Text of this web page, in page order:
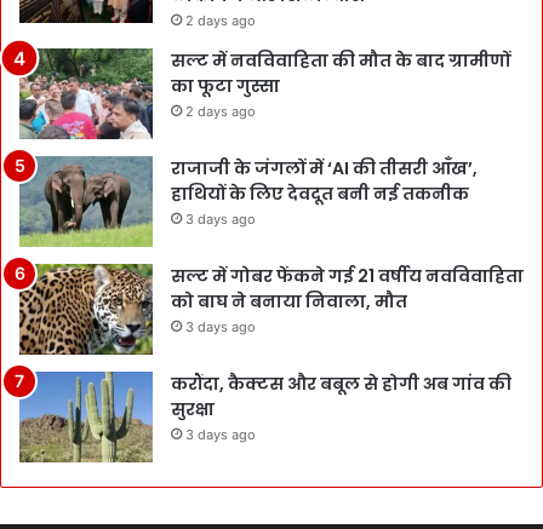
2 days ago
सल्ट में नवविवाहिता की मौत के बाद ग्रामीणों
का फूटा गुस्सा
2 days ago
राजाजी के जंगलों में ‘AI की तीसरी आँख’,
हाथियों के लिए देवदूत बनी नई तकनीक
3 days ago
सल्ट में गोबर फेंकने गई 21 वर्षीय नवविवाहिता
को बाघ ने बनाया निवाला, मौत
3 days ago
करौंदा, कैक्टस और बबूल से होगी अब गांव की
सुरक्षा
3 days ago